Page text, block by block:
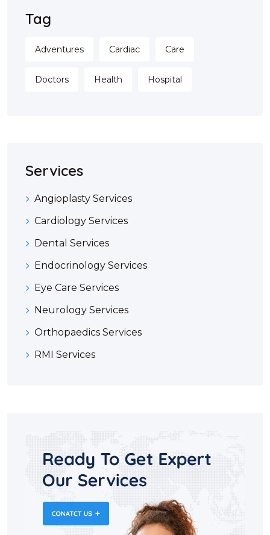
Tag
Adventures Cardiac Care
Doctors Health Hospital
Services
Angioplasty Services
Cardiology Services
Dental Services
Endocrinology Services
Eye Care Services
Neurology Services
Orthopaedics Services
RMI Services